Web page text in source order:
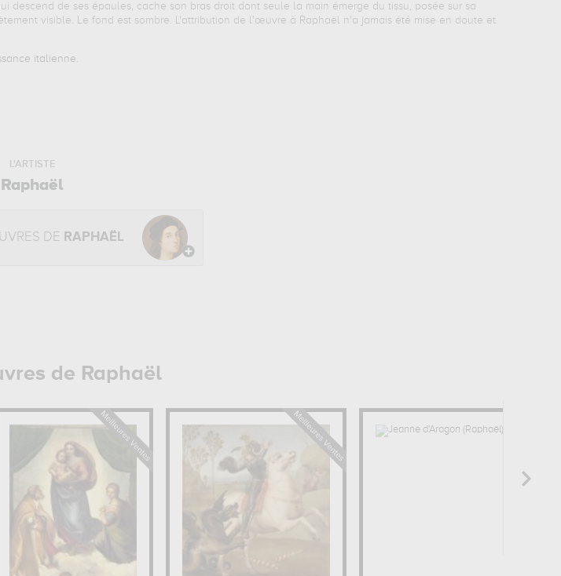
descend de ses épaules, cache son bras droit dont seule la main émerge du tissu, posée sur sa
visible. Le fond est sombre. L'attribution de l'œuvre à Raphaël n'a jamais été mise en doute et
italienne.
L'ARTISTE
Raphaël
DE RAPHAËL
de Raphaël